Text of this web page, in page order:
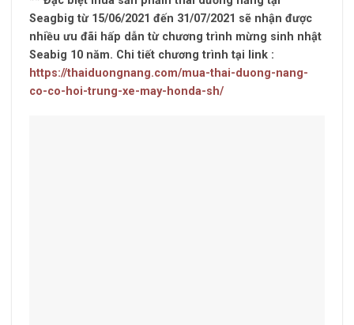
Seagbig từ 15/06/2021 đến 31/07/2021 sẽ nhận được
nhiều ưu đãi hấp dẫn từ chương trình mừng sinh nhật
Seabig 10 năm. Chi tiết chương trình tại link :
https://thaiduongnang.com/mua-thai-duong-nang-
co-co-hoi-trung-xe-may-honda-sh/